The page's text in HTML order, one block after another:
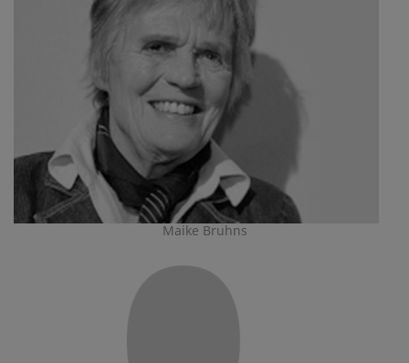
Maike Bruhns